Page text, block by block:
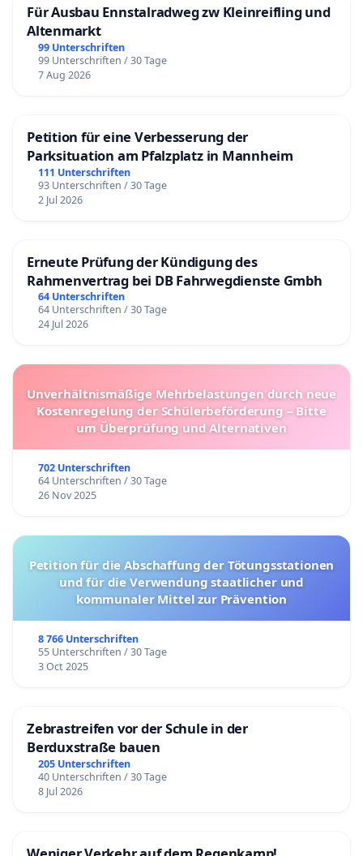
Für Ausbau Ennstalradweg zw Kleinreifling und
Altenmarkt
99 Unterschriften
99 Unterschriften / 30 Tage
7 Aug 2026
Petition für eine Verbesserung der
Parksituation am Pfalzplatz in Mannheim
111 Unterschriften
93 Unterschriften / 30 Tage
2 Jul 2026
Erneute Prüfung der Kündigung des
Rahmenvertrag bei DB Fahrwegdienste Gmbh
64 Unterschriften
64 Unterschriften / 30 Tage
24 Jul 2026
Unverhältnismäßige Mehrbelastungen durch neue
Kostenregelung der Schülerbeförderung – Bitte
um Überprüfung und Alternativen
702 Unterschriften
64 Unterschriften / 30 Tage
26 Nov 2025
Petition für die Abschaffung der Tötungsstationen
und für die Verwendung staatlicher und
kommunaler Mittel zur Prävention
8 766 Unterschriften
55 Unterschriften / 30 Tage
3 Oct 2025
Zebrastreifen vor der Schule in der
Berduxstraße bauen
205 Unterschriften
40 Unterschriften / 30 Tage
8 Jul 2026